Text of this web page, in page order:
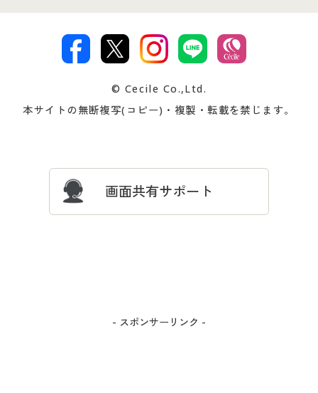
著作権・商標について 会社案内
プレゼント＆キャンペーン サイトマップ
交換・返品は お支払は
ついて
忘れの場合
© Cecile Co.,Ltd.
本サイトの無断複写(コピー)・複製・転載を禁じます。
画面共有サポート
- スポンサーリンク -